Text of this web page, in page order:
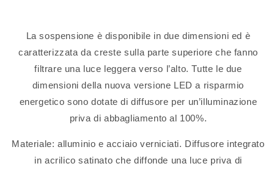
La sospensione è disponibile in due dimensioni ed è
caratterizzata da creste sulla parte superiore che fanno
filtrare una luce leggera verso l’alto. Tutte le due
dimensioni della nuova versione LED a risparmio
energetico sono dotate di diffusore per un’illuminazione
priva di abbagliamento al 100%.
Materiale: alluminio e acciaio verniciati. Diffusore integrato
in acrilico satinato che diffonde una luce priva di